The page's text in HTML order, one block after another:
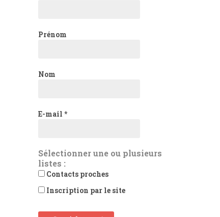
Prénom
Nom
E-mail *
Sélectionner une ou plusieurs
listes :
Contacts proches
Inscription par le site